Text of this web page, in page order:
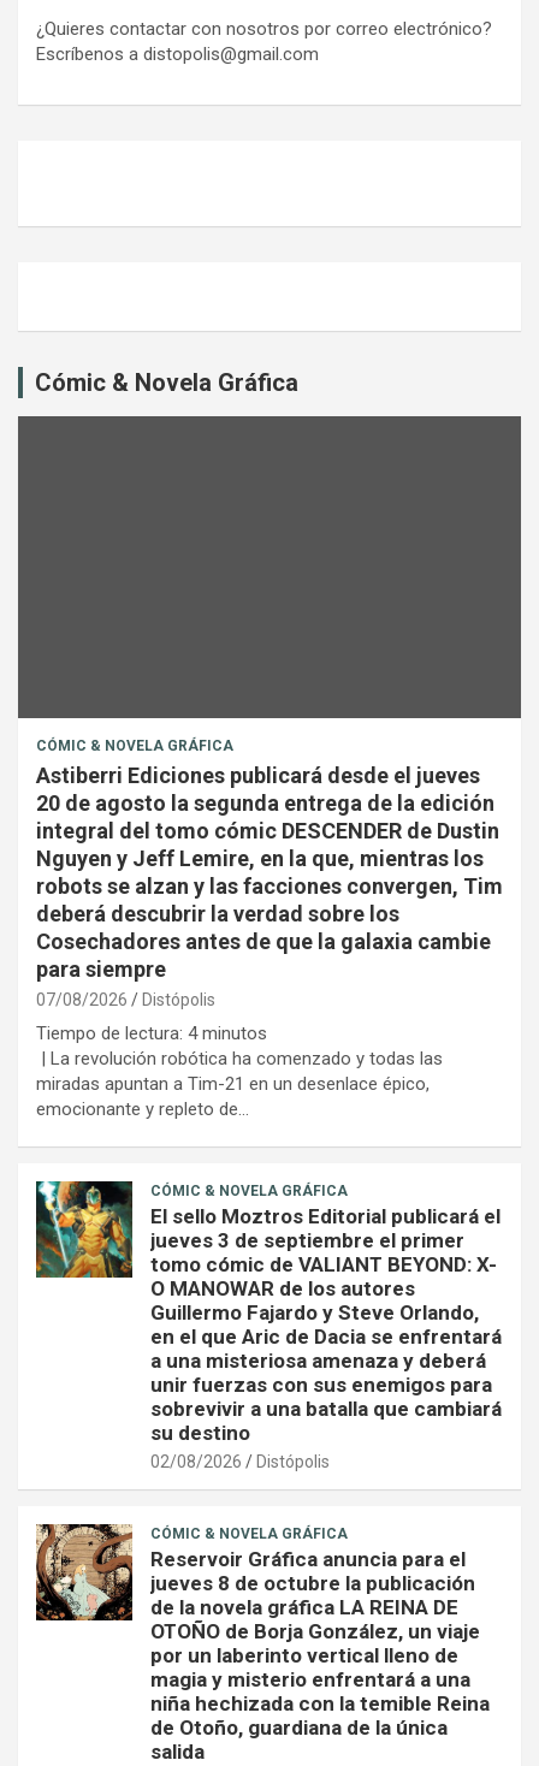
¿Quieres contactar con nosotros por correo electrónico?
Escríbenos a distopolis@gmail.com
Cómic & Novela Gráfica
CÓMIC & NOVELA GRÁFICA
Astiberri Ediciones publicará desde el jueves
20 de agosto la segunda entrega de la edición
integral del tomo cómic DESCENDER de Dustin
Nguyen y Jeff Lemire, en la que, mientras los
robots se alzan y las facciones convergen, Tim
deberá descubrir la verdad sobre los
Cosechadores antes de que la galaxia cambie
para siempre
07/08/2026 Distópolis
Tiempo de lectura: 4 minutos
| La revolución robótica ha comenzado y todas las
miradas apuntan a Tim-21 en un desenlace épico,
emocionante y repleto de…
CÓMIC & NOVELA GRÁFICA
El sello Moztros Editorial publicará el
jueves 3 de septiembre el primer
tomo cómic de VALIANT BEYOND: X-
O MANOWAR de los autores
Guillermo Fajardo y Steve Orlando,
en el que Aric de Dacia se enfrentará
a una misteriosa amenaza y deberá
unir fuerzas con sus enemigos para
sobrevivir a una batalla que cambiará
su destino
02/08/2026 Distópolis
CÓMIC & NOVELA GRÁFICA
Reservoir Gráfica anuncia para el
jueves 8 de octubre la publicación
de la novela gráfica LA REINA DE
OTOÑO de Borja González, un viaje
por un laberinto vertical lleno de
magia y misterio enfrentará a una
niña hechizada con la temible Reina
de Otoño, guardiana de la única
salida